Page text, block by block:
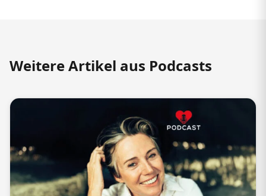
Weitere Artikel aus Podcasts